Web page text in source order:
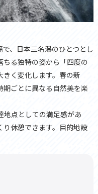
、日本三名瀑のひとつとし
ちる独特の姿から「四度の
く変化します。春の新
ごとに異なる自然美を楽
地点としての満足感があ
り休憩できます。目的地設